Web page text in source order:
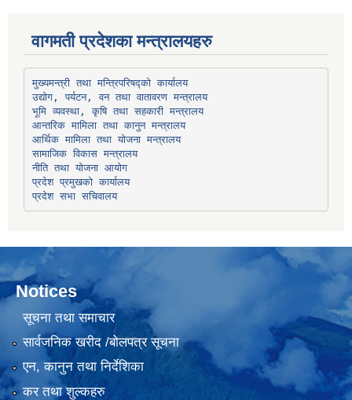
वागमती प्रदेशका मन्त्रालयहरु
मुख्यमन्त्री तथा मन्त्रिपरिषद्को कार्यालय
उद्योग, पर्यटन, वन तथा वातावरण मन्त्रालय
भूमि व्यवस्था, कृषि तथा सहकारी मन्त्रालय
आन्तरिक मामिला तथा कानुन मन्त्रालय
आर्थिक मामिला तथा योजना मन्त्रालय
सामाजिक विकास मन्त्रालय
नीति तथा योजना आयोग
प्रदेश प्रमुखको कार्यालय
प्रदेश सभा सचिवालय
Notices
सूचना तथा समाचार
सार्वजनिक खरीद /बोलपत्र सूचना
एन, कानुन तथा निर्देशिका
कर तथा शुल्कहरु